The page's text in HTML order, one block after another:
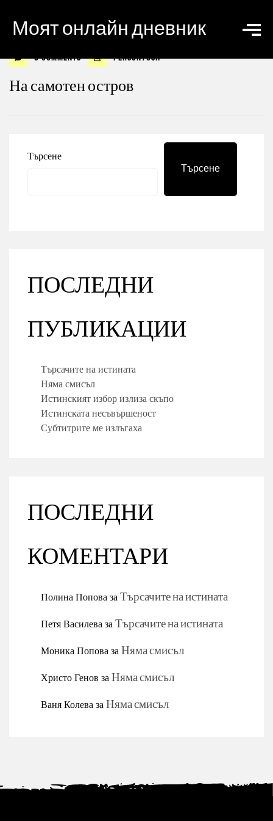
Моят онлайн дневник
0 Comments personyosif
На самотен остров
Търсене
Търсене
ПОСЛЕДНИ
ПУБЛИКАЦИИ
Търсачите на истината
Няма смисъл
Истинският избор излиза скъпо
Истинската несъвършеност
Субтитрите ме излъгаха
ПОСЛЕДНИ
КОМЕНТАРИ
Полина ПоповазаТърсачите на истината
Петя ВасилевазаТърсачите на истината
Моника ПоповазаНяма смисъл
Христо ГеновзаНяма смисъл
Ваня КолевазаНяма смисъл